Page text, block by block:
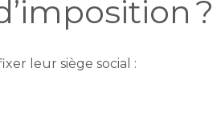
?
leur siège social :